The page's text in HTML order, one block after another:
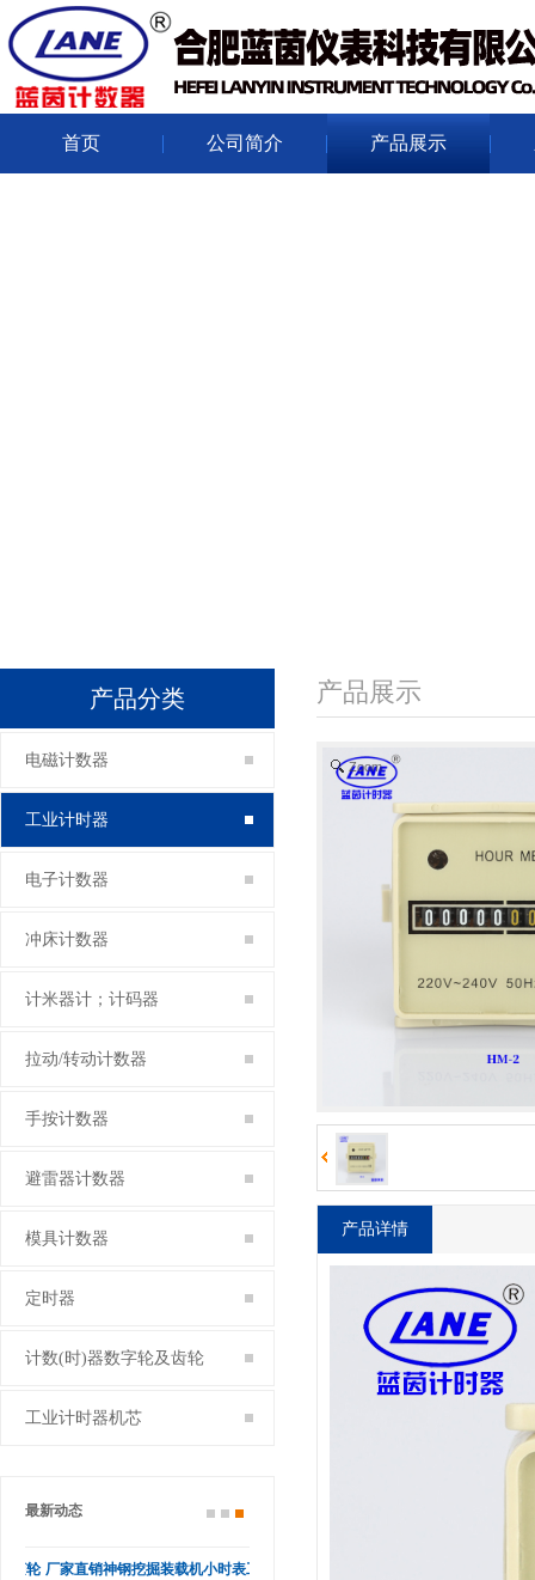
首页 公司简介 产品展示
产品分类
电磁计数器
工业计时器
电子计数器
冲床计数器
计米器计；计码器
拉动/转动计数器
手按计数器
避雷器计数器
模具计数器
定时器
计数(时)器数字轮及齿轮
工业计时器机芯
最新动态
厂家直销神钢挖掘装载机小时表工
产品展示
Zoom
产品详情